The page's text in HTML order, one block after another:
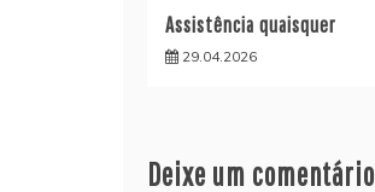
Assistência quaisquer
29.04.2026
Deixe um comentário